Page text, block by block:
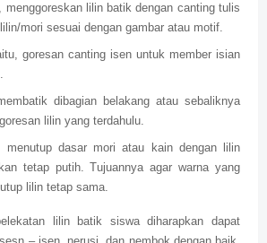
menggoreskan lilin batik dengan canting tulis
mori sesuai dengan gambar atau motif.
goresan canting isen untuk member isian
dibagian belakang atau sebaliknya
lilin yang terdahulu.
menutup dasar mori atau kain dengan lilin
tetap putih. Tujuannya agar warna yang
lilin tetap sama.
lilin batik siswa diharapkan dapat